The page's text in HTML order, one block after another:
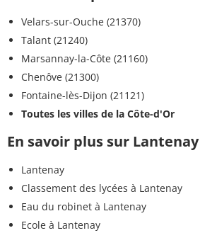
Velars-sur-Ouche (21370)
Talant (21240)
Marsannay-la-Côte (21160)
Chenôve (21300)
Fontaine-lès-Dijon (21121)
Toutes les villes de la Côte-d'Or
En savoir plus sur Lantenay
Lantenay
Classement des lycées à Lantenay
Eau du robinet à Lantenay
Ecole à Lantenay